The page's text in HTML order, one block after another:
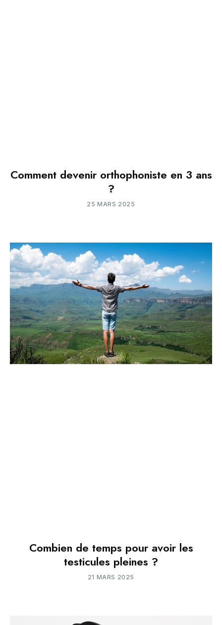
Comment devenir orthophoniste en 3 ans
?
25 MARS 2025
Combien de temps pour avoir les
testicules pleines ?
21 MARS 2025